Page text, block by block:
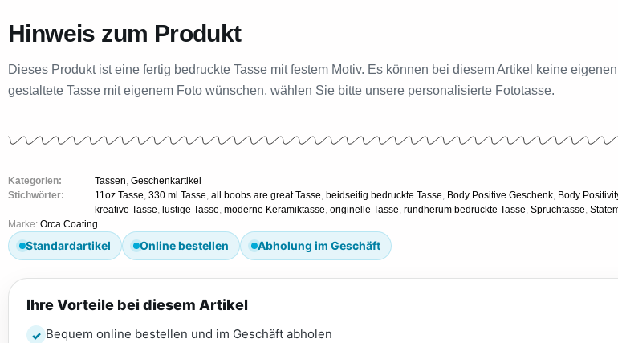
Hinweis zum Produkt
Dieses Produkt ist eine fertig bedruckte Tasse mit festem Motiv. Es können bei diesem Artikel keine
gestaltete Tasse mit eigenem Foto wünschen, wählen Sie bitte unsere personalisierte Fototasse.
Kategorien: Tassen, Geschenkartikel
Stichwörter:
11oz Tasse, 330 ml Tasse, all boobs are great Tasse, beidseitig bedruckte Tasse, Body Positive Geschenk, Body
kreative Tasse, lustige Tasse, moderne Keramiktasse, originelle Tasse, rundherum bedruckte Tasse, Spruchtasse,
Marke: Orca Coating
Standardartikel Online bestellen Abholung im Geschäft
Ihre Vorteile bei diesem Artikel
Bequem online bestellen und im Geschäft abholen